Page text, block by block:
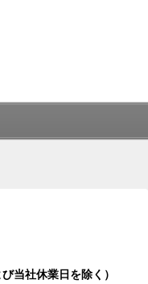
当社休業日を除く）